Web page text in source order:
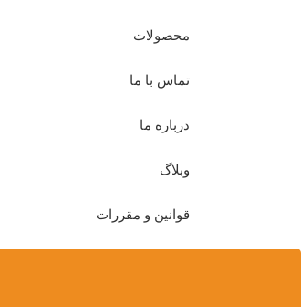
محصولات
تماس با ما
درباره ما
وبلاگ
قوانین و مقررات